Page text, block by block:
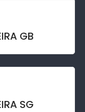
GB
SG